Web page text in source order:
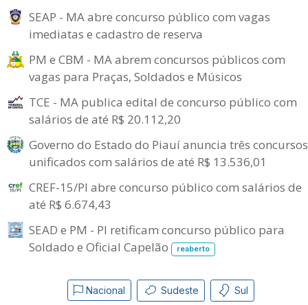
SEAP - MA abre concurso público com vagas
imediatas e cadastro de reserva
PM e CBM - MA abrem concursos públicos com
vagas para Praças, Soldados e Músicos
TCE - MA publica edital de concurso público com
salários de até R$ 20.112,20
Governo do Estado do Piauí anuncia três concursos
unificados com salários de até R$ 13.536,01
CREF-15/PI abre concurso público com salários de
até R$ 6.674,43
SEAD e PM - PI retificam concurso público para
Soldado e Oficial Capelão
reaberto
Nacional Sudeste Sul